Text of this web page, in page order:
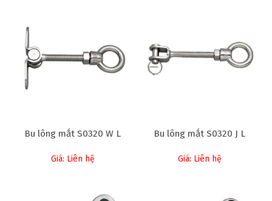
Bu lông mắt S0320 W L
Giá: Liên hệ
Bu lông mắt S0320 J L
Giá: Liên hệ